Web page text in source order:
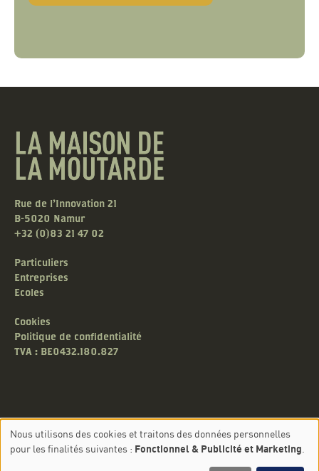
Rue de l'Innovation 21
B-5020 Namur
+32 (0)83 21 47 02
Particuliers
Entreprises
Ecoles
Cookies
Politique de confidentialité
TVA : BE0432.180.827
©2026 La Maison de la Moutarde. All rights reserved.
Use
Nous utilisons des cookies et traitons des données personnelles
pour les finalités suivantes : Fonctionnel & Publicité et Marketing